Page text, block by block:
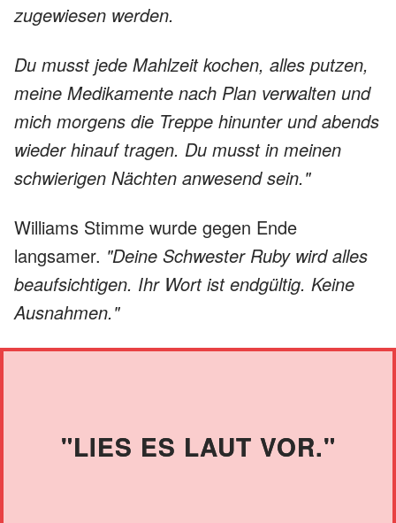
zugewiesen werden.
Du musst jede Mahlzeit kochen, alles putzen,
meine Medikamente nach Plan verwalten und
mich morgens die Treppe hinunter und abends
wieder hinauf tragen. Du musst in meinen
schwierigen Nächten anwesend sein."
Williams Stimme wurde gegen Ende
langsamer. "Deine Schwester Ruby wird alles
beaufsichtigen. Ihr Wort ist endgültig. Keine
Ausnahmen."
"LIES ES LAUT VOR."